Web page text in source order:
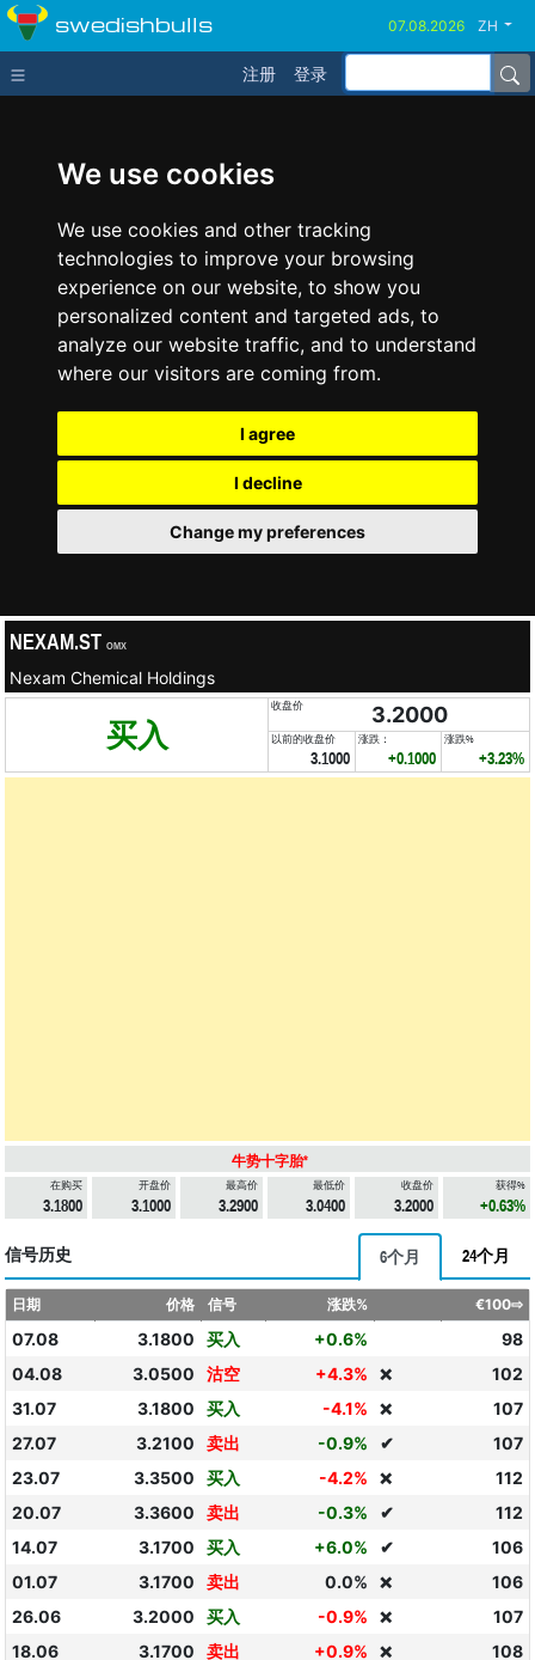
We use cookies
We use cookies and other tracking
technologies to improve your browsing
experience on our website, to show you
personalized content and targeted ads, to
analyze our website traffic, and to understand
where our visitors are coming from.
I agree
I decline
Change my preferences
swedishbulls ZH
注册 登录
NEXAM.ST OMX
Nexam Chemical Holdings
买入
收盘价 3.2000
以前的收盘价
3.1000
涨跌：
+0.1000
涨跌%
+3.23%
牛势十字胎*
在购买
3.1800
开盘价
3.1000
最高价
3.2900
最低价
3.0400
收盘价
3.2000
获得%
+0.63%
信号历史 6个月 24个月
日期 价格 信号 涨跌% €100⇨
07.08 3.1800 买入 +0.6%
98
04.08
3.0500 沽空 +4.3% ❌
102
31.07
3.1800 买入 -4.1% ❌
107
27.07
3.2100 卖出 -0.9% ✔
107
23.07
3.3500 买入 -4.2% ❌
112
20.07
3.3600 卖出 -0.3% ✔
112
14.07
3.1700 买入 +6.0% ✔
106
01.07
3.1700 卖出 0.0% ❌
106
26.06
3.2000 买入 -0.9% ❌
107
18.06
3.1700 卖出 +0.9% ❌
108